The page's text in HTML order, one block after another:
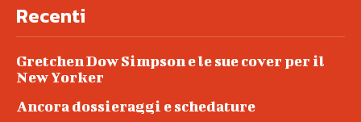
Recenti
Gretchen Dow Simpson e le sue cover per il
New Yorker
Ancora dossieraggi e schedature